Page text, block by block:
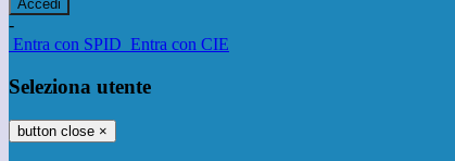
-
Entra con SPID Entra con CIE
Seleziona utente
button close ×